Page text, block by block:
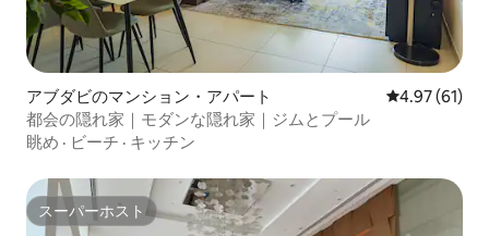
アブダビのマンション・アパート レビュー61
4.97 (61)
都会の隠れ家｜モダンな隠れ家｜ジムとプール
眺め · ビーチ · キッチン
スーパーホスト
スーパーホスト